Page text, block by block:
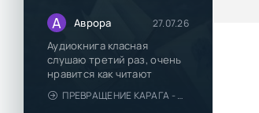
А Аврора 27.07.26
Аудиокнига класная
слушаю третий раз, очень
нравится как читают
ПРЕВРАЩЕНИЕ КАРАГА - КАТЯ БРАНДИС